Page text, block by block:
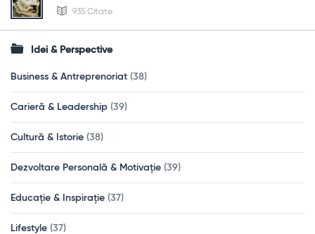
935 Citate
Idei & Perspective
Business & Antreprenoriat (38)
Carieră & Leadership (39)
Cultură & Istorie (38)
Dezvoltare Personală & Motivație (39)
Educație & Inspirație (37)
Lifestyle (37)